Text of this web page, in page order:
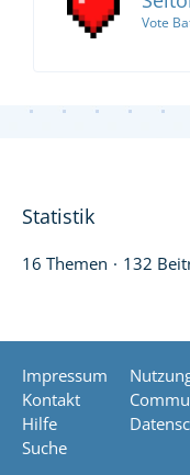
Vote
Statistik
16 Themen 132
Impressum
Kontakt
Hilfe
Suche